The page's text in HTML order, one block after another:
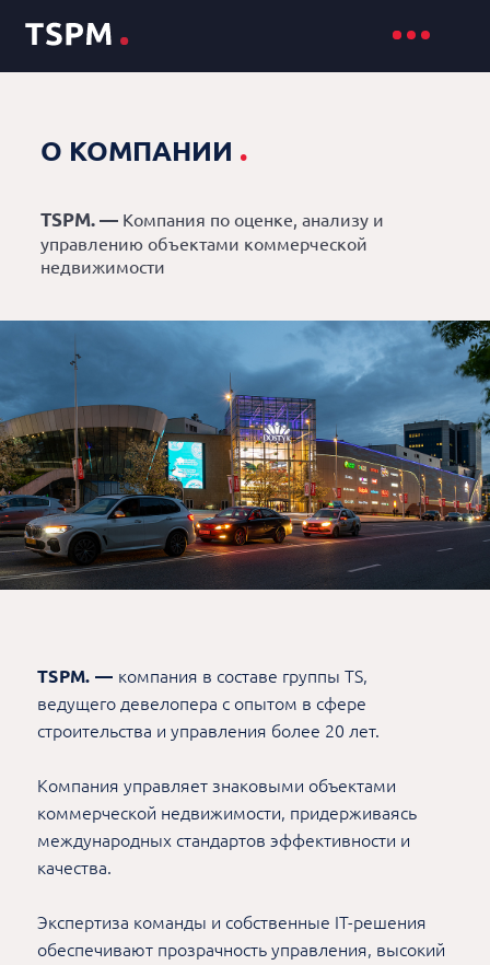
О КОМПАНИИ .
TSPM. — Компания по оценке, анализу и
управлению объектами коммерческой
недвижимости
TSPM. — компания в составе группы TS,
ведущего девелопера с опытом в сфере
строительства и управления более 20 лет.
Компания управляет знаковыми объектами
коммерческой недвижимости, придерживаясь
международных стандартов эффективности и
качества.
Экспертиза команды и собственные IT-решения
обеспечивают прозрачность управления, высокий